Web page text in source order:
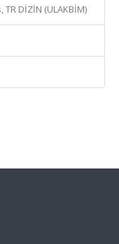
TR DİZİN (ULAKBİM)